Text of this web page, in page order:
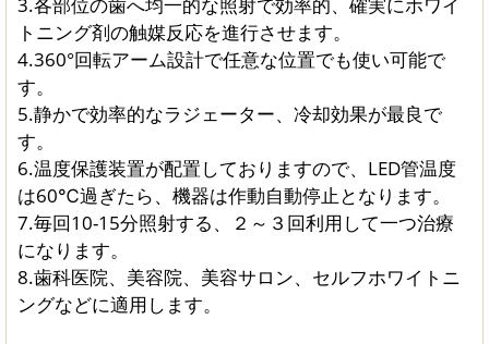
トニング剤の触媒反応を進行させます。
4.360°回転アーム設計で任意な位置でも使い可能で
す。
5.静かで効率的なラジェーター、冷却効果が最良で
す。
6.温度保護装置が配置しておりますので、LED管温度
は60℃過ぎたら、機器は作動自動停止となります。
7.毎回10-15分照射する、２～３回利用して一つ治療
になります。
8.歯科医院、美容院、美容サロン、セルフホワイトニ
ングなどに適用します。